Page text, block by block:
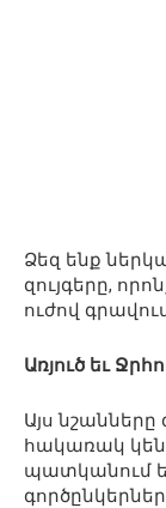
Ձեզ ենք
զույգերը,
ուժով
Առյուծ եւ
Այս
հակառակ
պատկանում